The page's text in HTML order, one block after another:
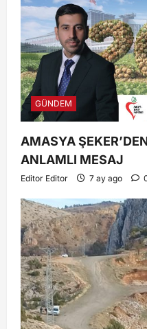
GÜNDEM
AMASYA
ANLAMLI MESAJ
Editor Editor 7 ay ago